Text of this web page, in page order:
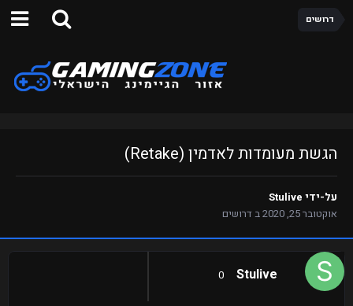
דרושים
הגשת מעומדות לאדמין (Retake)
על-ידי Stulive
אוקטובר 25, 2020
בדרושים
Stulive
0